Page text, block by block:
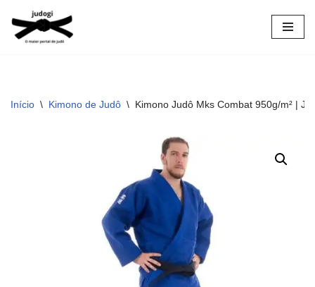
Pular
Início \ Kimono de Judô \ Kimono Judô Mks Combat 950g/m² |